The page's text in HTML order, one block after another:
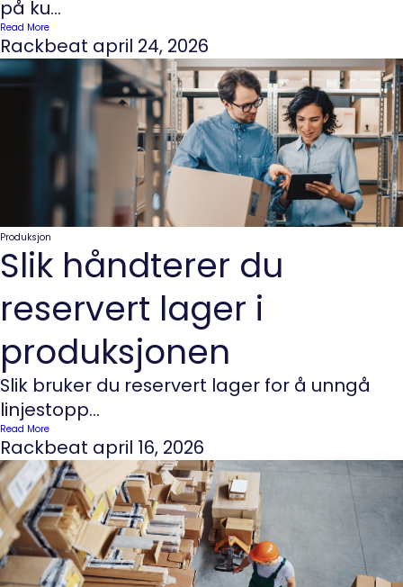
på ku...
Read More
Rackbeat april 24, 2026
Produksjon
Slik håndterer du
reservert lager i
produksjonen
Slik bruker du reservert lager for å unngå
linjestopp...
Read More
Rackbeat april 16, 2026